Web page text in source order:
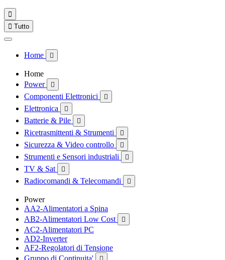

 Tutto
Home 
Home
Power

Componenti Elettronici 
Elettronica 
Batterie & Pile 
Ricetrasmittenti & Strumenti 
Sicurezza & Video controllo 
Strumenti e Sensori industriali 
TV & Sat 
Radiocomandi & Telecomandi 
Power
AA2-Alimentatori a Spina
AB2-Alimentatori Low Cost

AC2-Alimentatori PC
AD2-Inverter
AF2-Regolatori di Tensione
Gruppo di Continuita'